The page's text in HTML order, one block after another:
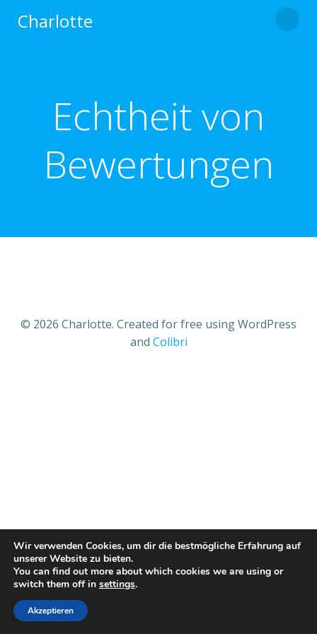
Charlotte
Echtheit von
Bewertungen
© 2026 Charlotte. Created for free using WordPress
and Colibri
Wir verwenden Cookies, um dir die bestmögliche Erfahrung auf
unserer Website zu bieten.
You can find out more about which cookies we are using or
switch them off in settings.
Akzeptieren